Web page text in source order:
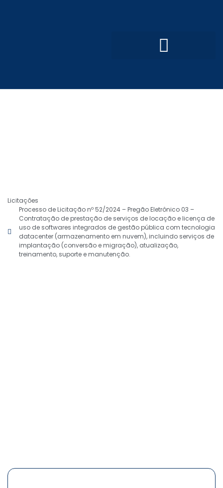
Licitações
Processo de Licitação nº 52/2024 – Pregão Eletrônico 03 –
Contratação de prestação de serviços de locação e licença de
uso de softwares integrados de gestão pública com tecnologia
datacenter (armazenamento em nuvem), incluindo serviços de
implantação (conversão e migração), atualização,
treinamento, suporte e manutenção.